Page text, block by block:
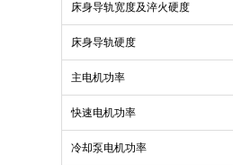
床身导轨宽度及淬火硬度
床身导轨硬度
主电机功率
快速电机功率
冷却泵电机功率